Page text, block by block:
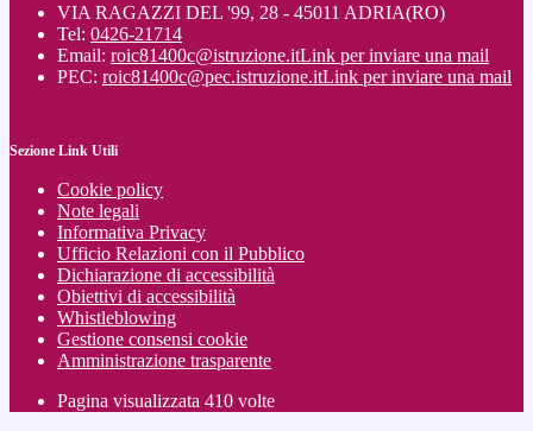
VIA RAGAZZI DEL '99, 28 - 45011 ADRIA(RO)
Tel: 0426-21714
Email: roic81400c@istruzione.itLink per inviare una mail
PEC: roic81400c@pec.istruzione.itLink per inviare una mail
Sezione Link Utili
Cookie policy
Note legali
Informativa Privacy
Ufficio Relazioni con il Pubblico
Dichiarazione di accessibilità
Obiettivi di accessibilità
Whistleblowing
Gestione consensi cookie
Amministrazione trasparente
Pagina visualizzata 410 volte